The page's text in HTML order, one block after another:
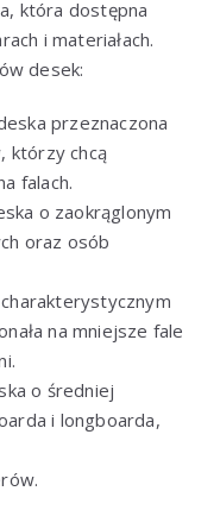
która dostępna
i materiałach.
desek:
przeznaczona
którzy chcą
falach.
o zaokrąglonym
oraz osób
na mniejsze fale
o średniej
i longboarda,